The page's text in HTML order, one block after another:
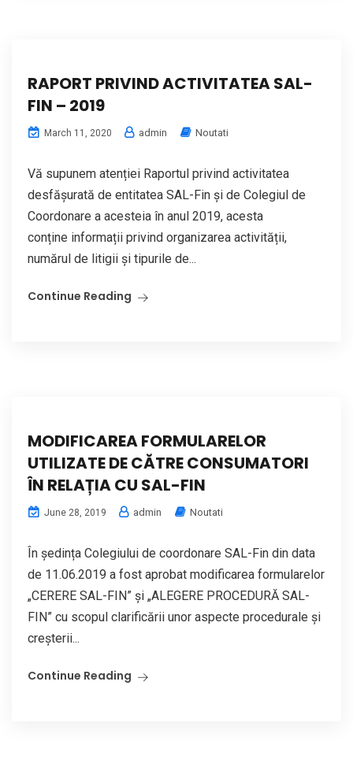
RAPORT PRIVIND ACTIVITATEA SAL-
FIN – 2019
March 11, 2020 admin Noutati
Vă supunem atenției Raportul privind activitatea
desfășurată de entitatea SAL-Fin și de Colegiul de
Coordonare a acesteia în anul 2019, acesta
conține informații privind organizarea activității,
numărul de litigii și tipurile de...
Continue Reading
MODIFICAREA FORMULARELOR
UTILIZATE DE CĂTRE CONSUMATORI
ÎN RELAȚIA CU SAL-FIN
June 28, 2019 admin Noutati
În ședința Colegiului de coordonare SAL-Fin din data
de 11.06.2019 a fost aprobat modificarea formularelor
„CERERE SAL-FIN” și „ALEGERE PROCEDURĂ SAL-
FIN” cu scopul clarificării unor aspecte procedurale și
creșterii...
Continue Reading